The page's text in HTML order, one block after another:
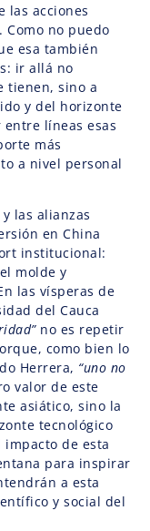
las acciones
no puedo
esa también
ir allá no
tienen, sino a
y del horizonte
líneas esas
más
a nivel personal
las alianzas
en China
institucional:
molde y
las vísperas de
del Cauca
no es repetir
como bien lo
Herrera, “uno no
valor de este
asiático, sino la
tecnológico
de esta
para inspirar
a esta
y social del